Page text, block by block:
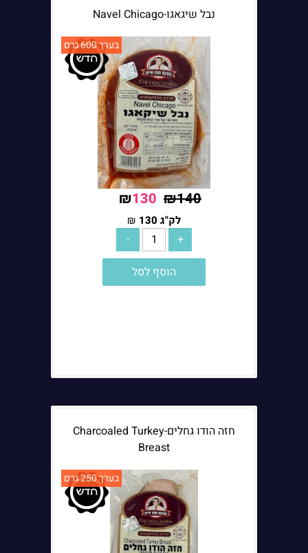
נבל שיגאגו-Navel Chicago
בערך 600 גרם
₪140
₪130
לק"ג 130
₪
הוסף לסל
חזה הודו גחלים-Charcoaled Turkey
Breast
בערך 250 גרם